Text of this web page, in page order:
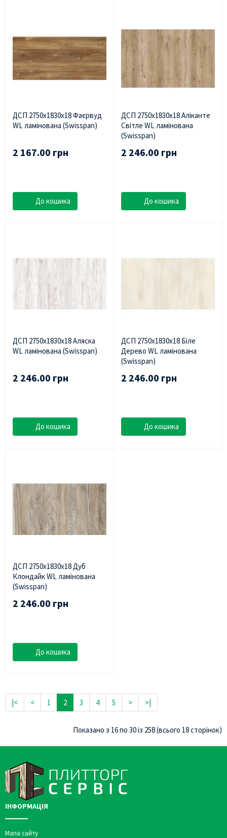
ДСП 2750х1830х18 Фаєрвуд
WL ламінована (Swisspan)
2 167.00 грн
До кошика
ДСП 2750х1830х18 Аліканте
Світле WL ламінована
(Swisspan)
2 246.00 грн
До кошика
ДСП 2750х1830х18 Аляска
WL ламінована (Swisspan)
2 246.00 грн
До кошика
ДСП 2750х1830х18 Біле
Дерево WL ламінована
(Swisspan)
2 246.00 грн
До кошика
ДСП 2750х1830х18 Дуб
Клондайк WL ламінована
(Swisspan)
2 246.00 грн
До кошика
|< < 1 2 3 4 5 > >|
Показано з 16 по 30 із 258 (всього 18 сторінок)
ІНФОРМАЦІЯ
Мапа сайту